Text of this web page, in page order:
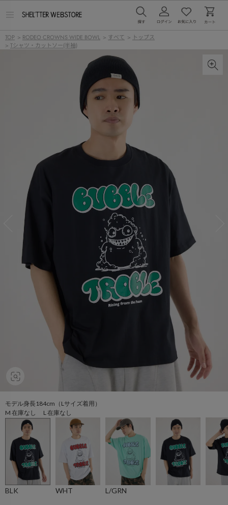
ー
を
TOP > RODEO CROWNS WIDE BOWL > すべて > トップス
> Tシャツ・カットソー(半袖)
モデル身長184cm（Lサイズ着用）
M 在庫なし L 在庫なし
BLK WHT L/GRN